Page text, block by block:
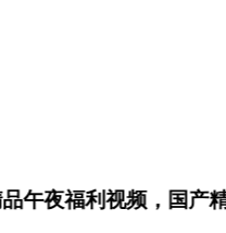
福利视频，国产精